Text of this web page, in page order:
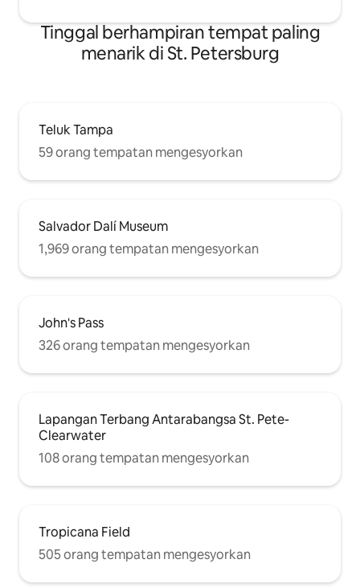
Tinggal berhampiran tempat paling
menarik di St. Petersburg
Teluk Tampa
59 orang tempatan mengesyorkan
Salvador Dalí Museum
1,969 orang tempatan mengesyorkan
John's Pass
326 orang tempatan mengesyorkan
Lapangan Terbang Antarabangsa St. Pete-
Clearwater
108 orang tempatan mengesyorkan
Tropicana Field
505 orang tempatan mengesyorkan